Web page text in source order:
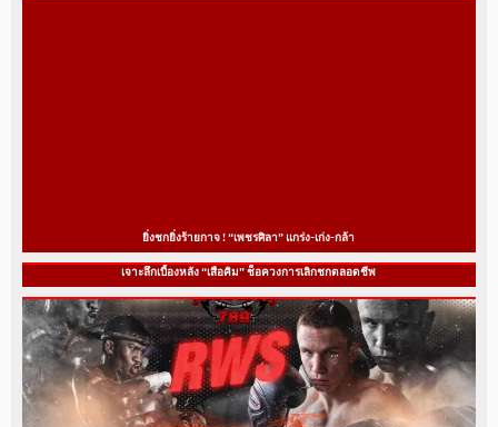
ยิ่งชกยิ่งร้ายกาจ ! “เพชรศิลา” แกร่ง-เก่ง-กล้า
เจาะลึกเบื้องหลัง “เสือคิม” ช็อควงการเลิกชกตลอดชีพ